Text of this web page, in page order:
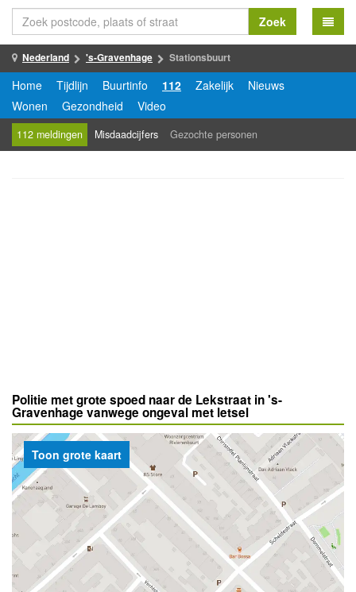
Zoek
Nederland 's-Gravenhage Stationsbuurt
Home Tijdlijn Buurtinfo 112 Zakelijk
Nieuws
Wonen
Gezondheid Video
112 meldingen Misdaadcijfers Gezochte personen
Politie met grote spoed naar de Lekstraat in 's-
Gravenhage vanwege ongeval met letsel
Toon grote kaart